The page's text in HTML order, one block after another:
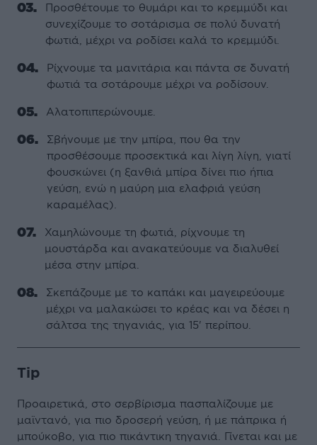
Προσθέτουμε το θυμάρι και το κρεμμύδι και
συνεχίζουμε το σοτάρισμα σε πολύ δυνατή
φωτιά, μέχρι να ροδίσει καλά το κρεμμύδι.
Ρίχνουμε τα μανιτάρια και πάντα σε δυνατή
φωτιά τα σοτάρουμε μέχρι να ροδίσουν.
Αλατοπιπερώνουμε.
Σβήνουμε με την μπίρα, που θα την
προσθέσουμε προσεκτικά και λίγη λίγη, γιατί
φουσκώνει (η ξανθιά μπίρα δίνει πιο ήπια
γεύση, ενώ η μαύρη μια ελαφριά γεύση
καραμέλας).
Χαμηλώνουμε τη φωτιά, ρίχνουμε τη
μουστάρδα και ανακατεύουμε να διαλυθεί
μέσα στην μπίρα.
Σκεπάζουμε με το καπάκι και μαγειρεύουμε
μέχρι να μαλακώσει το κρέας και να δέσει η
σάλτσα της τηγανιάς, για 15' περίπου.
Tip
Προαιρετικά, στο σερβίρισμα πασπαλίζουμε με
μαϊντανό, για πιο δροσερή γεύση, ή με πάπρικα ή
μπούκοβο, για πιο πικάντικη τηγανιά. Γίνεται και με